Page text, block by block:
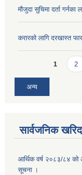
मौजुदा सुचिमा दर्ता गर्नका
करारको लागि दरखास्त
Pages1 2
अन्य
सार्वजनिक
आर्थिक वर्ष २०८३/८४ को
सूचना ।